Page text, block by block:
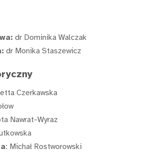
dr Dominika Walczak
dr Monika Staszewicz
Czerkawska
Nawrat-Wyraz
: Michał Rostworowski